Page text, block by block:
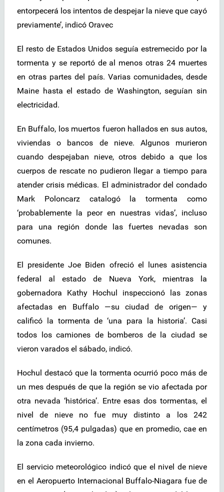
entorpecerá los intentos de despejar la nieve que cayó
previamente’, indicó Oravec
El resto de Estados Unidos seguía estremecido por la
tormenta y se reportó de al menos otras 24 muertes
en otras partes del país. Varias comunidades, desde
Maine hasta el estado de Washington, seguían sin
electricidad.
En Buffalo, los muertos fueron hallados en sus autos,
viviendas o bancos de nieve. Algunos murieron
cuando despejaban nieve, otros debido a que los
cuerpos de rescate no pudieron llegar a tiempo para
atender crisis médicas. El administrador del condado
Mark Poloncarz catalogó la tormenta como
‘probablemente la peor en nuestras vidas’, incluso
para una región donde las fuertes nevadas son
comunes.
El presidente Joe Biden ofreció el lunes asistencia
federal al estado de Nueva York, mientras la
gobernadora Kathy Hochul inspeccionó las zonas
afectadas en Buffalo —su ciudad de origen— y
calificó la tormenta de ‘una para la historia’. Casi
todos los camiones de bomberos de la ciudad se
vieron varados el sábado, indicó.
Hochul destacó que la tormenta ocurrió poco más de
un mes después de que la región se vio afectada por
otra nevada ‘histórica’. Entre esas dos tormentas, el
nivel de nieve no fue muy distinto a los 242
centímetros (95,4 pulgadas) que en promedio, cae en
la zona cada invierno.
El servicio meteorológico indicó que el nivel de nieve
en el Aeropuerto Internacional Buffalo-Niagara fue de